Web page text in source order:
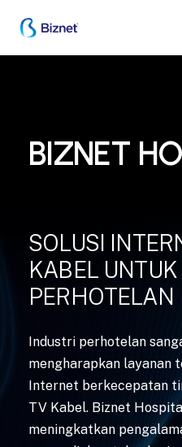
main
BIZNET
SOLUSI
KABEL
PERHOTELAN
Industri perhotelan
mengharapkan layanan
Internet berkecepatan
TV Kabel. Biznet
meningkatkan